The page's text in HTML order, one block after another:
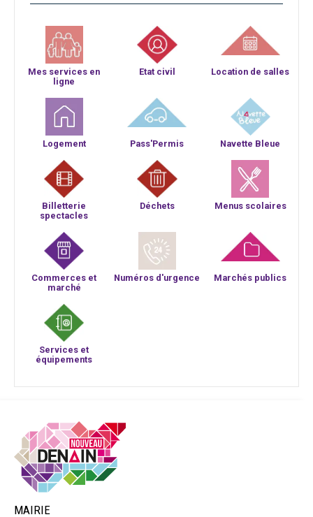
Mes services en
ligne
Etat civil Location de salles
Logement Pass'Permis Navette Bleue
Billetterie
spectacles
Déchets Menus scolaires
Commerces et
marché
Numéros d'urgence Marchés publics
Services et
équipements
MAIRIE